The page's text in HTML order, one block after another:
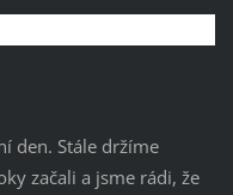
den. Stále držíme
začali a jsme rádi, že